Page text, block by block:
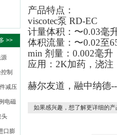
>>
制
减压
电磁
头
口膨
产品特点：
viscotec泵 RD-EC
计量体积： 〜0.03毫
体积流量： 〜0.02至
min 剂量：0.002毫升
应用：2K加药，浇注
赫尔友道，融中纳德
如果感兴趣，想了解更详细的